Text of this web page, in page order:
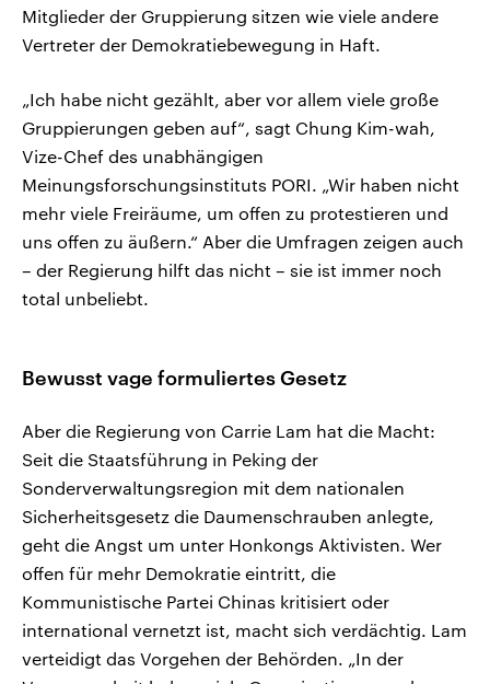
Mitglieder der Gruppierung sitzen wie viele andere
Vertreter der Demokratiebewegung in Haft.
„Ich habe nicht gezählt, aber vor allem viele große
Gruppierungen geben auf“, sagt Chung Kim-wah,
Vize-Chef des unabhängigen
Meinungsforschungsinstituts PORI. „Wir haben nicht
mehr viele Freiräume, um offen zu protestieren und
uns offen zu äußern.“ Aber die Umfragen zeigen auch
– der Regierung hilft das nicht – sie ist immer noch
total unbeliebt.
Bewusst vage formuliertes Gesetz
Aber die Regierung von Carrie Lam hat die Macht:
Seit die Staatsführung in Peking der
Sonderverwaltungsregion mit dem nationalen
Sicherheitsgesetz die Daumenschrauben anlegte,
geht die Angst um unter Honkongs Aktivisten. Wer
offen für mehr Demokratie eintritt, die
Kommunistische Partei Chinas kritisiert oder
international vernetzt ist, macht sich verdächtig. Lam
verteidigt das Vorgehen der Behörden. „In der